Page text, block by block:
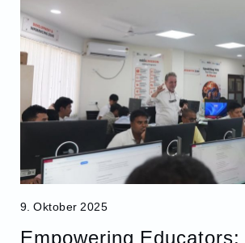
9. Oktober 2025
Empowering